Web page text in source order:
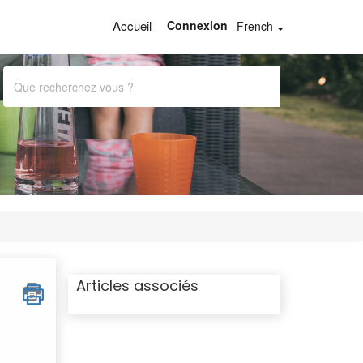
Accueil French
Connexion
Articles associés